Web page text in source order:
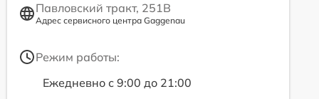
Павловский тракт, 251В
Адрес сервисного центра Gaggenau
Режим работы:
Ежедневно с 9:00 до 21:00